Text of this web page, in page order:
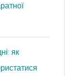
як